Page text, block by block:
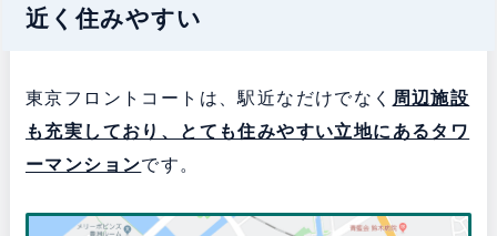
近く住みやすい
東京フロントコートは、駅近なだけでなく 周辺施設
も充実しており、とても住みやすい立地にあるタワ
ーマンションです。